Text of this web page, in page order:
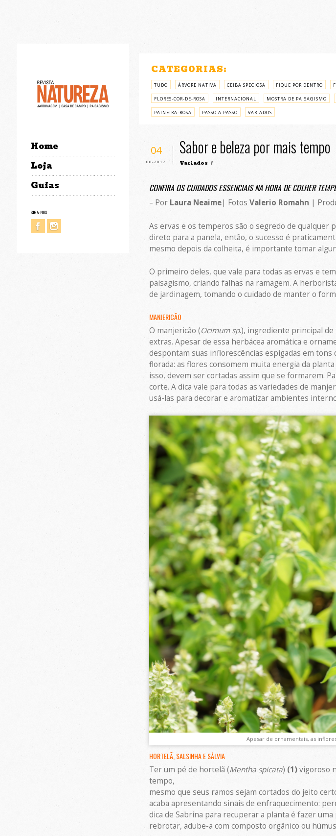
Home
Loja
Guias
SIGA-NOS
CATEGORIAS:
TUDO ÁRVORE NATIVA CEIBA SPECIOSA FIQUE POR DENTRO
FLORES-COR-DE-ROSA INTERNACIONAL MOSTRA DE PAISAGISMO
PAINEIRA-ROSA PASSO A PASSO VARIADOS
04
08-2017
Sabor e beleza por mais tempo
Variados /
CONFIRA OS CUIDADOS ESSENCIAIS NA HORA DE COLHER
– PorLaura Neaime| Fotos Valerio Romahn |
As ervas e os temperos são o segredo de qualquer
direto para a panela, então, o sucesso é
mesmo depois da colheita, é importante tomar
O primeiro deles, que vale para todas as ervas e
paisagismo, criando falhas na ramagem. A
de jardinagem, tomando o cuidado de manter o
MANJERICÃO
O manjericão (Ocimum sp.), ingrediente principal de
extras. Apesar de essa herbácea aromática e
despontam suas inflorescências espigadas em
florada: as flores consomem muita energia da
isso, devem ser cortadas assim que se formarem.
corte. A dica vale para todas as variedades de
usá-las para decorar e aromatizar ambientes
Apesar de ornamentais, as
HORTELÃ, SALSINHA E SÁLVIA
Ter um pé de hortelã (Mentha spicata) (1)vigoroso
tempo,
mesmo que seus ramos sejam cortados do jeito
acaba apresentando sinais de enfraquecimento:
dica de Sabrina para recuperar a planta é fazer
rebrotar, adube-a com composto orgânico ou